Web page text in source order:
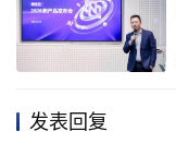
发表回复